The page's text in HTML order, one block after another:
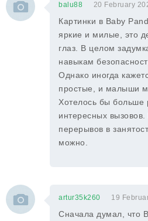
balu88 20 February
Картинки в Baby
яркие и милые, это
глаз. В целом
навыкам
Однако иногда
простые, и малыши
Хотелось бы больше
интересных
перерывов в
можно.
artur35k260 19
Сначала думал, что